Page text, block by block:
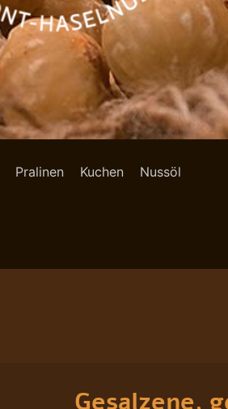
Pralinen Kuchen Nussöl
Gesalzene,
BIO-